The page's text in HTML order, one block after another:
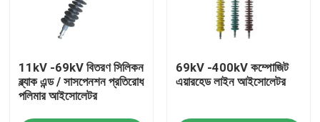
11kV -69kV বিতরণ সিলিকন
ব্ল্যাক এন্ড / সাসপেনশন প্রতিরোধ
পলিমার আইসোলেটর
69kV -400kV কম্পোজিট
এয়ারহেড লাইন আইসোলেটর